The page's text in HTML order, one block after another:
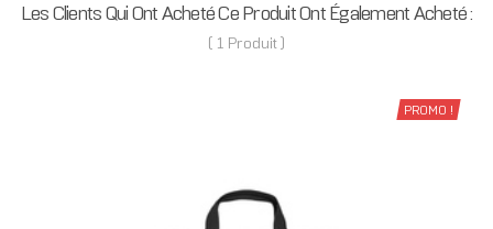
Les Clients Qui Ont Acheté Ce Produit Ont Également Acheté :
( 1 Produit )
PROMO !